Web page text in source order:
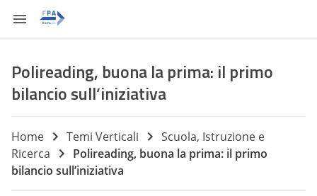
Polireading, buona la prima: il primo
bilancio sull’iniziativa
Home Temi Verticali
Scuola, Istruzione e
Ricerca
Polireading, buona la prima: il primo
bilancio sull’iniziativa